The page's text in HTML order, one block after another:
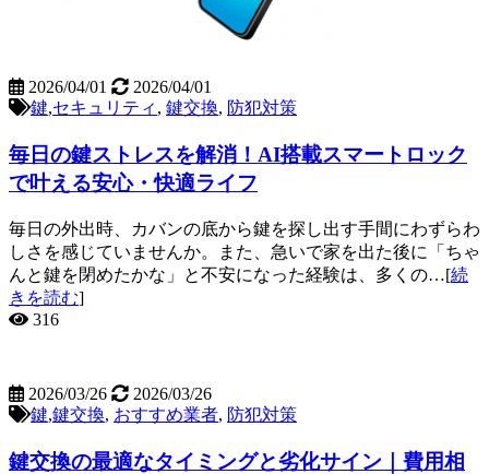
2026/04/01
2026/04/01
鍵,セキュリティ , 鍵交換, 防犯対策
毎日の鍵ストレスを解消！AI搭載スマートロック
で叶える安心・快適ライフ
毎日の外出時、カバンの底から鍵を探し出す手間にわずらわ
しさを感じていませんか。また、急いで家を出た後に「ちゃ
んと鍵を閉めたかな」と不安になった経験は、多くの…[続
きを読む]
316
2026/03/26
2026/03/26
鍵,鍵交換, おすすめ業者, 防犯対策
鍵交換の最適なタイミングと劣化サイン｜費用相